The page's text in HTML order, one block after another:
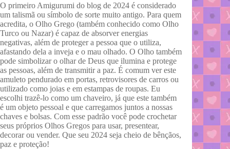
O primeiro Amigurumi do blog de 2024 é considerado
um talismã ou símbolo de sorte muito antigo. Para quem
acredita, o Olho Grego (também conhecido como Olho
Turco ou Nazar) é capaz de absorver energias
negativas, além de proteger a pessoa que o utiliza,
afastando dela a inveja e o mau olhado. O Olho também
pode simbolizar o olhar de Deus que ilumina e protege
as pessoas, além de transmitir a paz. É comum ver este
amuleto pendurado em portas, retrovisores de carros ou
utilizado como joias e em estampas de roupas. Eu
escolhi trazê-lo como um chaveiro, já que este também
é um objeto pessoal e que carregamos juntos a nossas
chaves e bolsas. Com esse padrão você pode crochetar
seus próprios Olhos Gregos para usar, presentear,
decorar ou vender. Que seu 2024 seja cheio de bênçãos,
paz e proteção!